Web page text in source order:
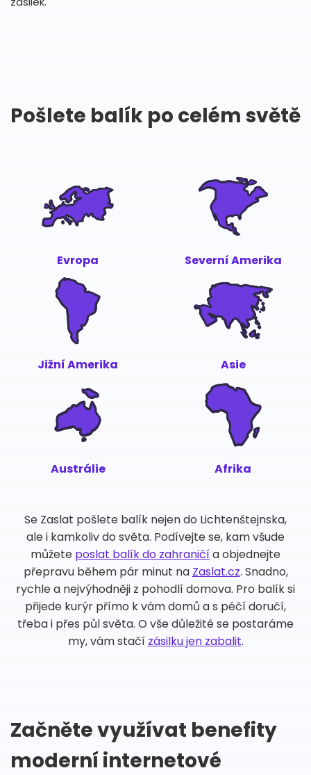
Pošlete balík po celém světě
Evropa Severní Amerika
Jižní Amerika Asie
Austrálie Afrika
Se Zaslat pošlete balík nejen do Lichtenštejnska,
ale i kamkoliv do světa. Podívejte se, kam všude
můžete poslat balík do zahraničía objednejte
přepravu během pár minut na Zaslat.cz. Snadno,
rychle a nejvýhodněji z pohodlí domova. Pro balík si
přijede kurýr přímo k vám domů a s péčí doručí,
třeba i přes půl světa. O vše důležité se postaráme
my, vám stačí zásilku jen zabalit.
Začněte využívat benefity
moderní internetové